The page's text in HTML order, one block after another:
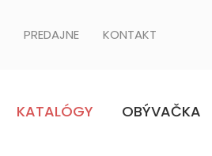
PREDAJNE KONTAKT
KATALÓGY OBÝVAČKA